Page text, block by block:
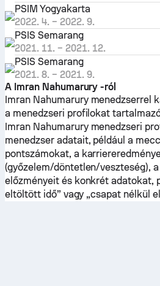
PSIM Yogyakarta
2022. 4. – 2022. 9.
PSIS Semarang
2021. 11. – 2021. 12.
PSIS Semarang
2021. 8. – 2021. 9.
A Imran Nahumarury -ról
Imran Nahumarury menedzserrel
a menedzseri profilokat
Imran Nahumarury menedzseri
menedzser adatait, például a
pontszámokat, a
(győzelem/döntetlen/veszteség),
előzményeit és konkrét adatokat,
eltöltött idő” vagy „csapat nélkül